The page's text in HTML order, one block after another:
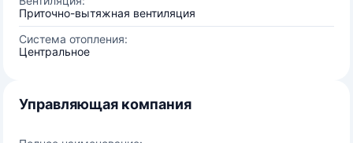
Приточно-вытяжная вентиляция
Система отопления:
Центральное
Управляющая компания